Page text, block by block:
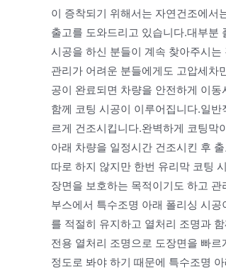
이 증착되기 위해서는 자연건조에서
출고를 도와드리고 있습니다.대부분
시공을 하신 분들이 계속 찾아주시
관리가 어려운 분들에게도 고압세차
공이 완료되면 차량을 안전하게 이
함께 코팅 시공이 이루어집니다.일
르게 건조시킵니다.완벽하게 코팅막
아래 차량을 일정시간 건조시킨 후
따로 하지 않지만 한번 유리막 코팅
장면을 보호하는 목적이기도 하고
부스에서 특수조명 아래 폴리싱 시
를 적절히 유지하고 열처리 조명과
전용 열처리 조명으로 도장면을 빠
정도로 봐야 하기 때문에 특수조명